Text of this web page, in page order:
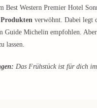
Best Western Premier Hotel
verwöhnt. Dabei legt
Guide Michelin empfohlen.
lassen.
Das Frühstück ist für dich